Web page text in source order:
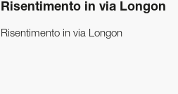
Risentimento in via Longon
Risentimento in via Longon